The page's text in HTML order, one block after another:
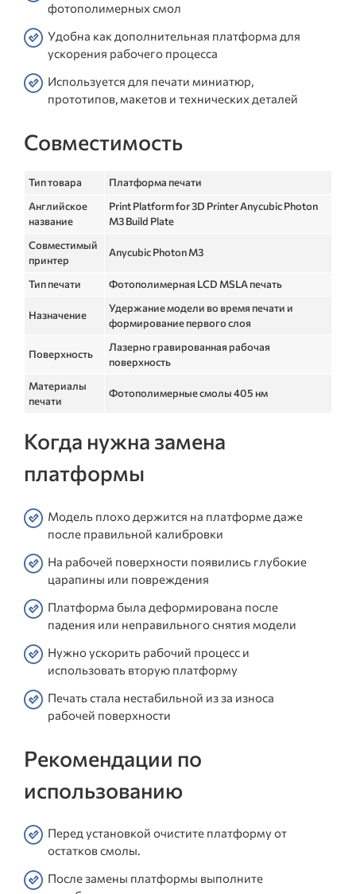
фотополимерных смол
Удобна как дополнительная платформа для
ускорения рабочего процесса
Используется для печати миниатюр,
прототипов, макетов и технических деталей
Совместимость
Тип товара
Платформа печати
Английское
название
Print Platform for 3D Printer Anycubic Photon
M3 Build Plate
Совместимый
принтер
Anycubic Photon M3
Тип печати Фотополимерная LCD MSLA печать
Назначение
Удержание модели во время печати и
формирование первого слоя
Поверхность
Лазерно гравированная рабочая
поверхность
Материалы
печати
Фотополимерные смолы 405 нм
Когда нужна замена
платформы
Модель плохо держится на платформе даже
после правильной калибровки
На рабочей поверхности появились глубокие
царапины или повреждения
Платформа была деформирована после
падения или неправильного снятия модели
Нужно ускорить рабочий процесс и
использовать вторую платформу
Печать стала нестабильной из за износа
рабочей поверхности
Рекомендации по
использованию
Перед установкой очистите платформу от
остатков смолы.
После замены платформы выполните